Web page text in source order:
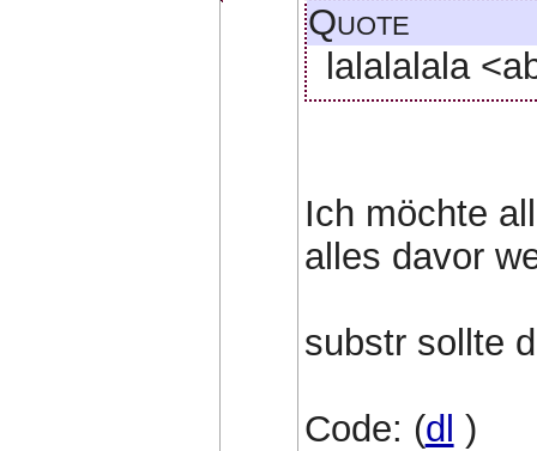
Quote
lalalalala
Ich möchte
alles davor
substr sollte
Code: (dl )